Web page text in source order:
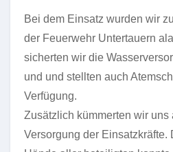
Bei dem Einsatz wurden wir
der Feuerwehr Untertauern
sicherten wir die
und und stellten auch
Verfügung.
Zusätzlich kümmerten wir uns
Versorgung der Einsatzkräfte.